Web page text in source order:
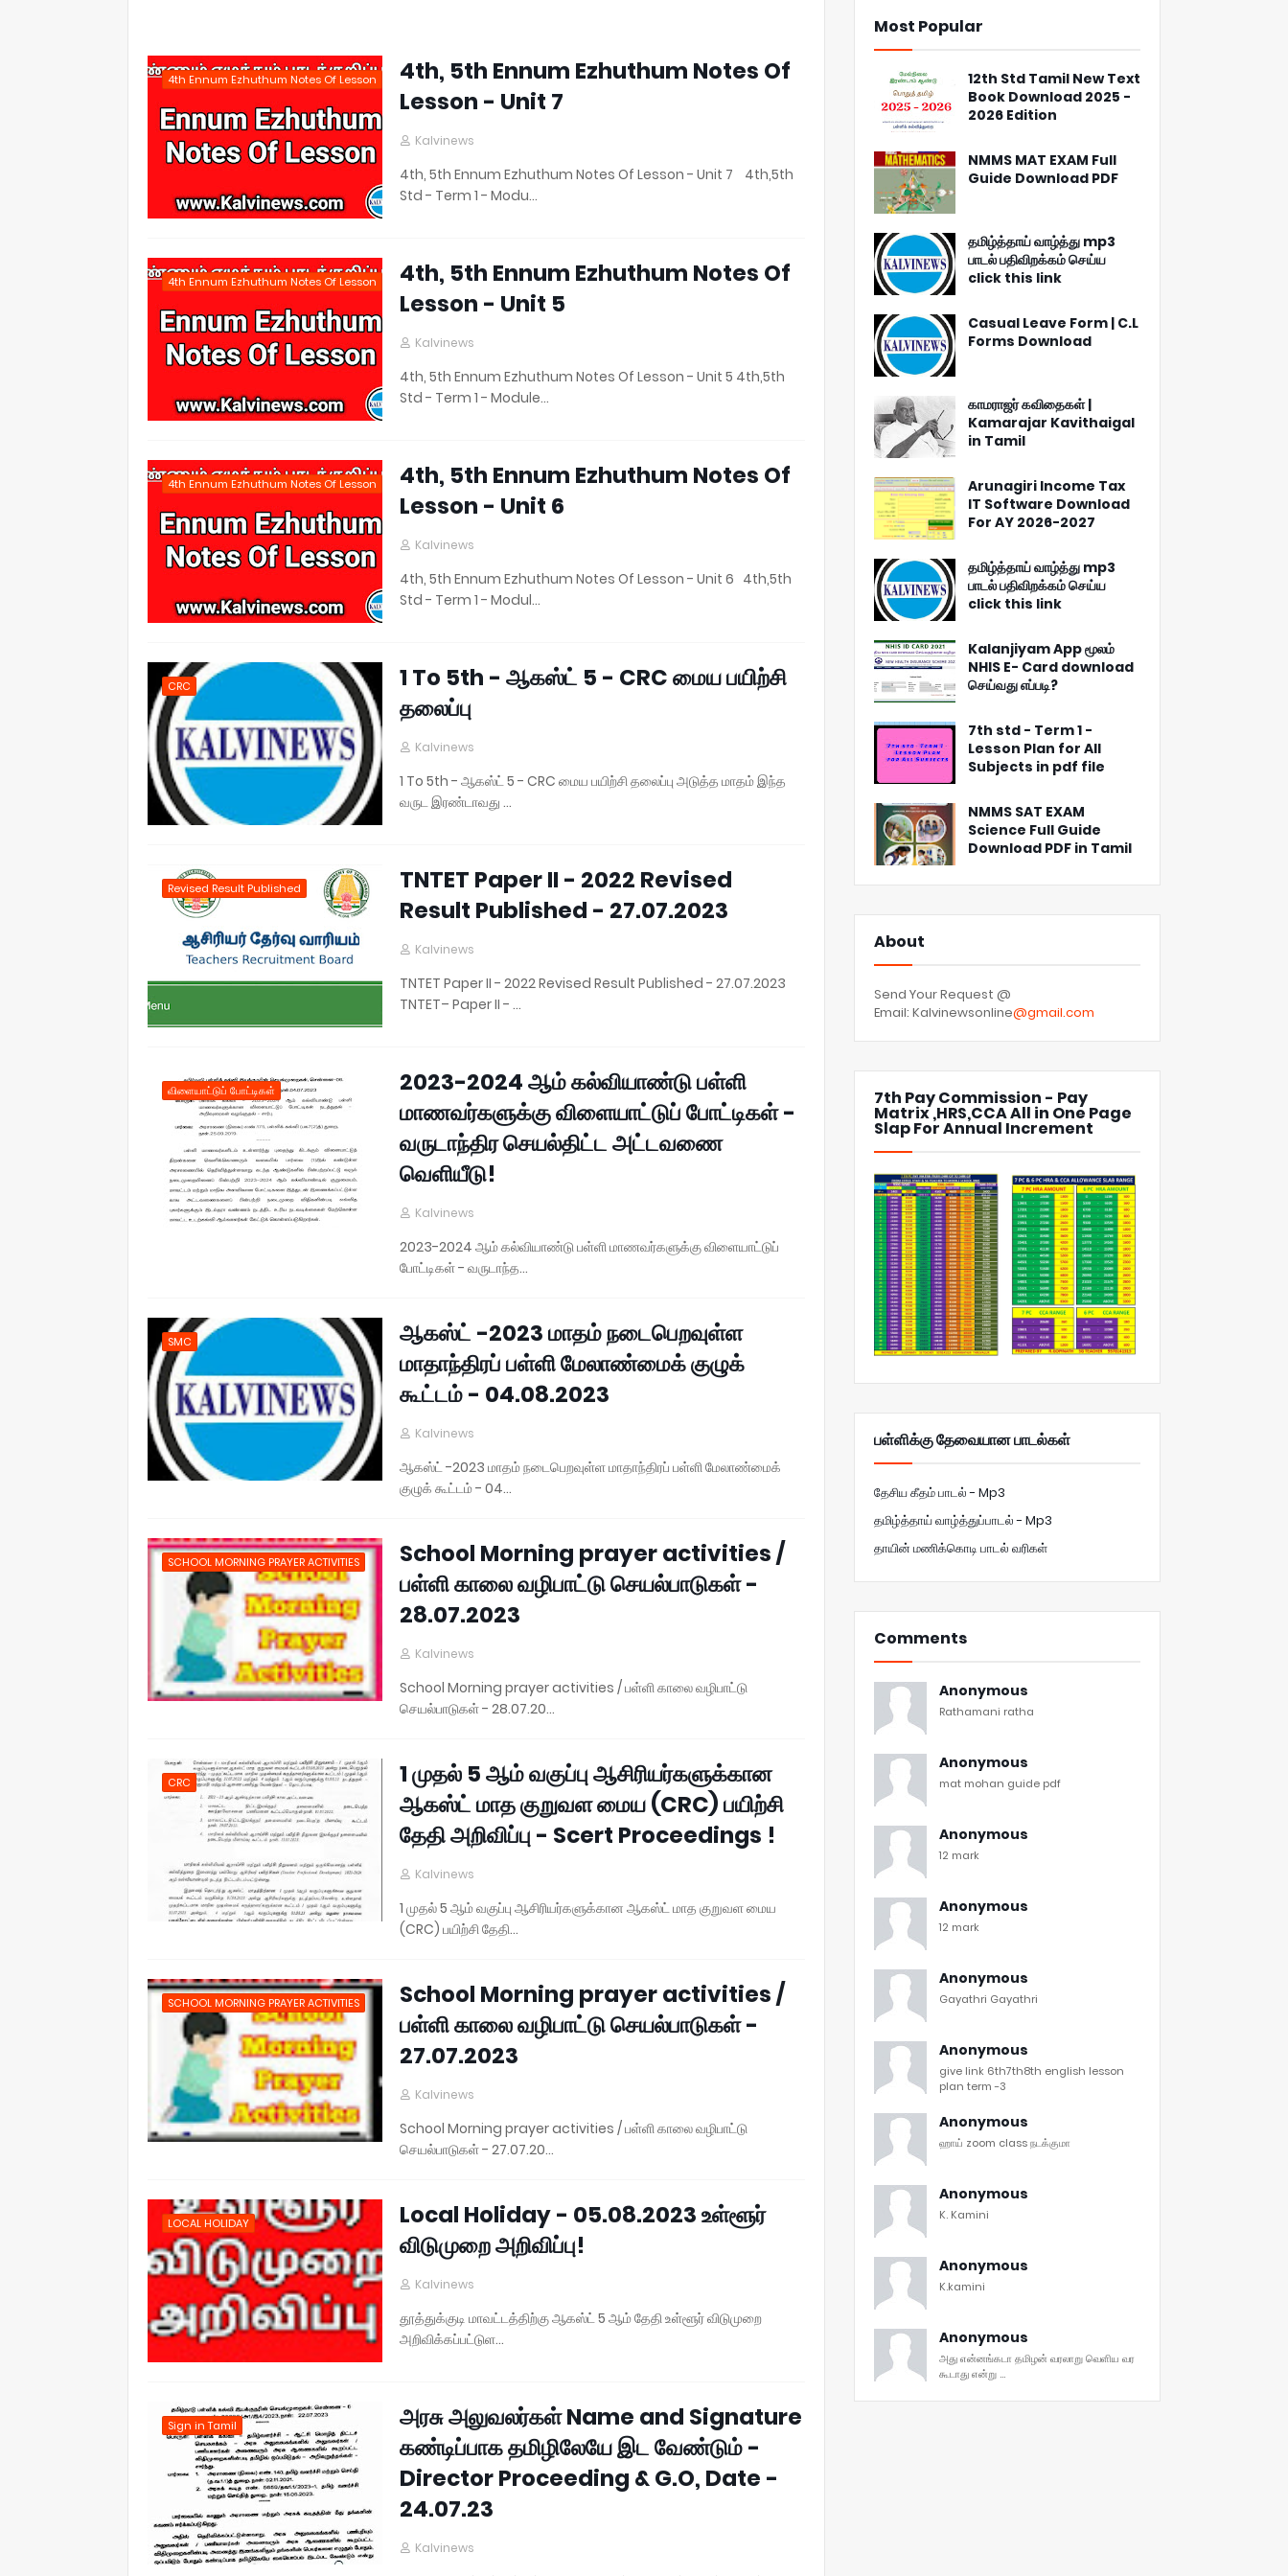
4th Ennum Ezhuthum Notes Of Lesson
4th, 5th Ennum Ezhuthum Notes Of
Lesson - Unit 7
Kalvinews
4th, 5th Ennum Ezhuthum Notes Of Lesson - Unit 7 4th,5th
Std - Term 1 - Modu…
4th Ennum Ezhuthum Notes Of Lesson
4th, 5th Ennum Ezhuthum Notes Of
Lesson - Unit 5
Kalvinews
4th, 5th Ennum Ezhuthum Notes Of Lesson - Unit 5 4th,5th
Std - Term 1 - Module…
4th Ennum Ezhuthum Notes Of Lesson
4th, 5th Ennum Ezhuthum Notes Of
Lesson - Unit 6
Kalvinews
4th, 5th Ennum Ezhuthum Notes Of Lesson - Unit 6 4th,5th
Std - Term 1 - Modul…
CRC
1 To 5th - ஆகஸ்ட் 5 - CRC மைய பயிற்சி
தலைப்பு
Kalvinews
1 To 5th - ஆகஸ்ட் 5 - CRC மைய பயிற்சி தலைப்பு அடுத்த மாதம் இந்த
வருட இரண்டாவது …
Revised Result Published
TNTET Paper II - 2022 Revised
Result Published - 27.07.2023
Kalvinews
TNTET Paper II - 2022 Revised Result Published - 27.07.2023
TNTET– Paper II - …
விளையாட்டுப் போட்டிகள்
2023-2024 ஆம் கல்வியாண்டு பள்ளி
மாணவர்களுக்கு விளையாட்டுப் போட்டிகள் -
வருடாந்திர செயல்திட்ட அட்டவணை
வெளியீடு!
Kalvinews
2023-2024 ஆம் கல்வியாண்டு பள்ளி மாணவர்களுக்கு விளையாட்டுப்
போட்டிகள் - வருடாந்த…
SMC
ஆகஸ்ட் -2023 மாதம் நடைபெறவுள்ள
மாதாந்திரப் பள்ளி மேலாண்மைக் குழுக்
கூட்டம் - 04.08.2023
Kalvinews
ஆகஸ்ட் -2023 மாதம் நடைபெறவுள்ள மாதாந்திரப் பள்ளி மேலாண்மைக்
குழுக் கூட்டம் - 04…
SCHOOL MORNING PRAYER ACTIVITIES
School Morning prayer activities /
பள்ளி காலை வழிபாட்டு செயல்பாடுகள் -
28.07.2023
Kalvinews
School Morning prayer activities / பள்ளி காலை வழிபாட்டு
செயல்பாடுகள் - 28.07.20…
CRC
1 முதல் 5 ஆம் வகுப்பு ஆசிரியர்களுக்கான
ஆகஸ்ட் மாத குறுவள மைய (CRC) பயிற்சி
தேதி அறிவிப்பு - Scert Proceedings !
Kalvinews
1 முதல் 5 ஆம் வகுப்பு ஆசிரியர்களுக்கான ஆகஸ்ட் மாத குறுவள மைய
(CRC) பயிற்சி தேதி…
SCHOOL MORNING PRAYER ACTIVITIES
School Morning prayer activities /
பள்ளி காலை வழிபாட்டு செயல்பாடுகள் -
27.07.2023
Kalvinews
School Morning prayer activities / பள்ளி காலை வழிபாட்டு
செயல்பாடுகள் - 27.07.20…
LOCAL HOLIDAY
Local Holiday - 05.08.2023 உள்ளூர்
விடுமுறை அறிவிப்பு!
Kalvinews
தூத்துக்குடி மாவட்டத்திற்கு ஆகஸ்ட் 5 ஆம் தேதி உள்ளூர் விடுமுறை
அறிவிக்கப்பட்டுள…
Sign in Tamil
அரசு அலுவலர்கள் Name and Signature
கண்டிப்பாக தமிழிலேயே இட வேண்டும் -
Director Proceeding & G.O, Date -
24.07.23
Kalvinews
Most Popular
12th Std Tamil New Text
Book Download 2025 -
2026 Edition
NMMS MAT EXAM Full
Guide Download PDF
தமிழ்த்தாய் வாழ்த்து mp3
பாடல் பதிவிறக்கம் செய்ய
click this link
Casual Leave Form | C.L
Forms Download
காமராஜர் கவிதைகள் |
Kamarajar Kavithaigal
in Tamil
Arunagiri Income Tax
IT Software Download
For AY 2026-2027
தமிழ்த்தாய் வாழ்த்து mp3
பாடல் பதிவிறக்கம் செய்ய
click this link
Kalanjiyam App மூலம்
NHIS E- Card download
செய்வது எப்படி?
7th std - Term 1 -
Lesson Plan for All
Subjects in pdf file
NMMS SAT EXAM
Science Full Guide
Download PDF in Tamil
About
Send Your Request @
Email: Kalvinewsonline@gmail.com
7th Pay Commission - Pay
Matrix ,HRS,CCA All in One Page
Slap For Annual Increment
பள்ளிக்கு தேவையான பாடல்கள்
தேசிய கீதம் பாடல் - Mp3
தமிழ்த்தாய் வாழ்த்துப்பாடல் - Mp3
தாயின் மணிக்கொடி பாடல் வரிகள்
Comments
Anonymous
Rathamani ratha
Anonymous
mat mohan guide pdf
Anonymous
12 mark
Anonymous
12 mark
Anonymous
Gayathri Gayathri
Anonymous
give link 6th7th8th english lesson
plan term -3
Anonymous
ஹாய் zoom class நடக்குமா
Anonymous
K. Kamini
Anonymous
K.kamini
Anonymous
அது என்னங்கடா தமிழன் வரலாறு வெளிய வர
கூடாது என்று ...